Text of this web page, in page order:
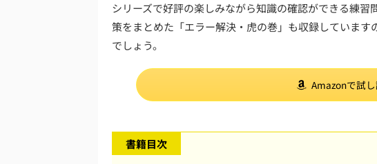
シリーズで好評の楽しみながら知識の確認ができる練
策をまとめた「エラー解決・虎の巻」も収録していま
でしょう。
Amazonで試
書籍目次